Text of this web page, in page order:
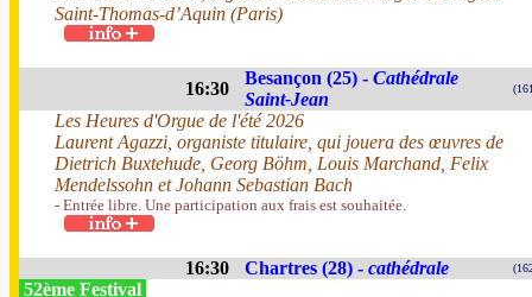
Saint-Thomas-d’Aquin (Paris)
16:30
Besançon (25) - Cathédrale
Saint-Jean
Les Heures d'Orgue de l'été 2026
Laurent Agazzi, organiste titulaire, qui jouera des œuvres de
Dietrich Buxtehude, Georg Böhm, Louis Marchand, Felix
Mendelssohn et Johann Sebastian Bach
- Entrée libre. Une participation aux frais est souhaitée.
16:30 Chartres (28) - cathédrale
52ème Festival